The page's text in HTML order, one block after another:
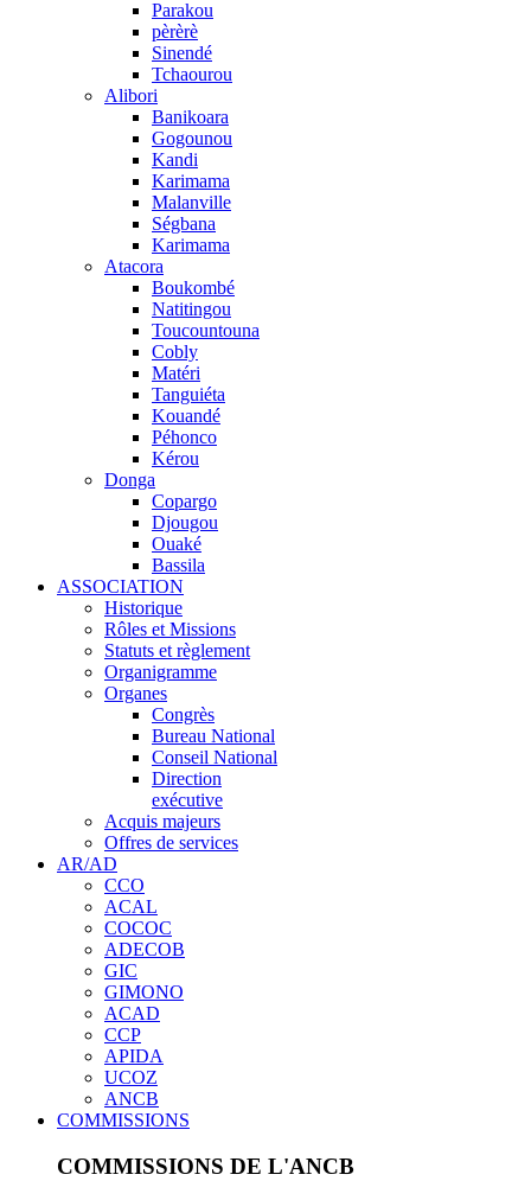
Parakou
pèrèrè
Sinendé
Tchaourou
Alibori
Banikoara
Gogounou
Kandi
Karimama
Malanville
Ségbana
Karimama
Atacora
Boukombé
Natitingou
Toucountouna
Cobly
Matéri
Tanguiéta
Kouandé
Péhonco
Kérou
Donga
Copargo
Djougou
Ouaké
Bassila
ASSOCIATION
Historique
Rôles et Missions
Statuts et règlement
Organigramme
Organes
Congrès
Bureau National
Conseil National
Direction
exécutive
Acquis majeurs
Offres de services
AR/AD
CCO
ACAL
COCOC
ADECOB
GIC
GIMONO
ACAD
CCP
APIDA
UCOZ
ANCB
COMMISSIONS
COMMISSIONS DE L'ANCB